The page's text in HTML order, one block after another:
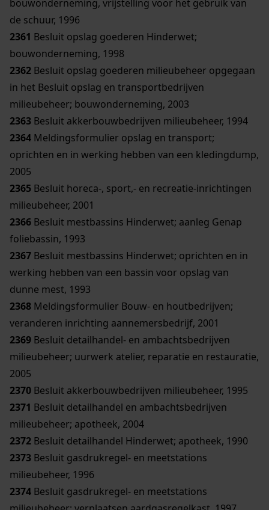
bouwonderneming, vrijstelling voor het gebruik van
de schuur, 1996
2361 Besluit opslag goederen Hinderwet;
bouwonderneming, 1998
2362 Besluit opslag goederen milieubeheer opgegaan
in het Besluit opslag en transportbedrijven
milieubeheer; bouwonderneming, 2003
2363 Besluit akkerbouwbedrijven milieubeheer, 1994
2364 Meldingsformulier opslag en transport;
oprichten en in werking hebben van een kledingdump,
2005
2365 Besluit horeca-, sport,- en recreatie-inrichtingen
milieubeheer, 2001
2366 Besluit mestbassins Hinderwet; aanleg Genap
foliebassin, 1993
2367 Besluit mestbassins Hinderwet; oprichten en in
werking hebben van een bassin voor opslag van
dunne mest, 1993
2368 Meldingsformulier Bouw- en houtbedrijven;
veranderen inrichting aannemersbedrijf, 2001
2369 Besluit detailhandel- en ambachtsbedrijven
milieubeheer; uurwerk atelier, reparatie en restauratie,
2005
2370 Besluit akkerbouwbedrijven milieubeheer, 1995
2371 Besluit detailhandel en ambachtsbedrijven
milieubeheer; apotheek, 2004
2372 Besluit detailhandel Hinderwet; apotheek, 1990
2373 Besluit gasdrukregel- en meetstations
milieubeheer, 1996
2374 Besluit gasdrukregel- en meetstations